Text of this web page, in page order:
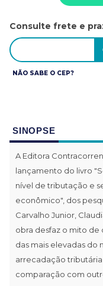
Consulte frete e
NÃO SABE O CEP?
SINOPSE
A Editora
lançamento do livro
nível de tributação e
econômico", dos
Carvalho Junior,
obra desfaz o mito de
das mais elevadas do
arrecadação
comparação com